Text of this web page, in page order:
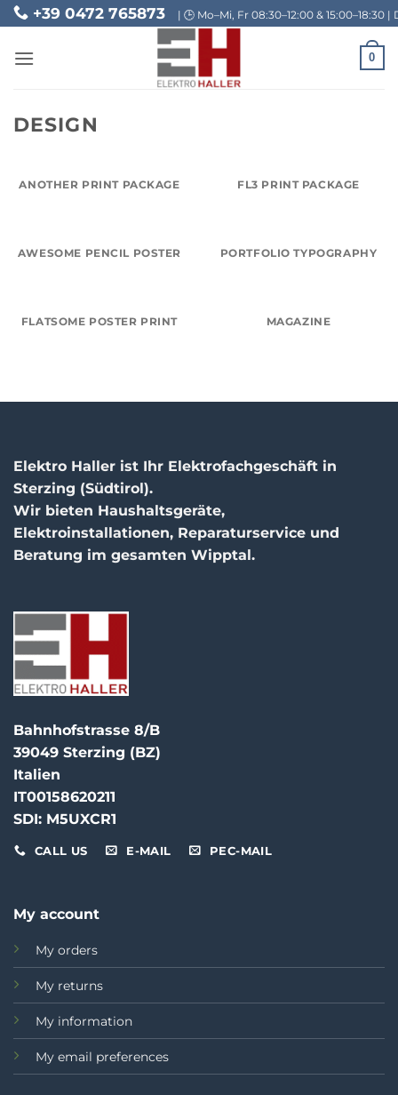
Skip
to
content
+39 0472 765873 | 🕒 Mo–Mi, Fr 08:30–12:00 & 15:00–18:30 |
0
DESIGN
ANOTHER PRINT PACKAGE FL3 PRINT PACKAGE
AWESOME PENCIL POSTER PORTFOLIO TYPOGRAPHY
FLATSOME POSTER PRINT MAGAZINE
Elektro Haller ist Ihr Elektrofachgeschäft in
Sterzing (Südtirol).
Wir bieten Haushaltsgeräte,
Elektroinstallationen, Reparaturservice und
Beratung im gesamten Wipptal.
Bahnhofstrasse 8/B
39049 Sterzing (BZ)
Italien
IT00158620211
SDI: M5UXCR1
CALL US E-MAIL PEC-MAIL
My account
My orders
My returns
My information
My email preferences